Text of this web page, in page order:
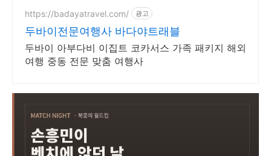
부유럽 동유럽 세미팩제공
https://badayatravel.com/ 광고
두바이전문여행사 바다야트래블
두바이 아부다비 이집트 코카서스 가족 패키지 해외
여행 중동 전문 맞춤 여행사